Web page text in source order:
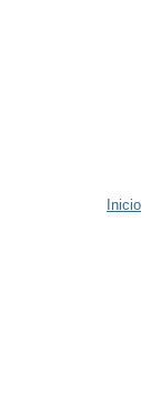
Inicio